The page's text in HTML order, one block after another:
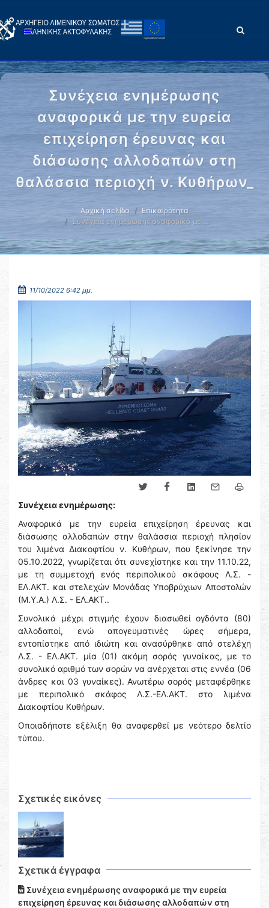
Συνέχεια ενημέρωσης
αναφορικά με την ευρεία
επιχείρηση έρευνας και
διάσωσης αλλοδαπών στη
θαλάσσια περιοχή ν. Κυθήρων_
Αρχική σελίδα
Επικαιρότητα
Συνέχεια ενημέρωσης αναφορικά με …
11/10/2022 6:42 μμ.
Συνέχεια ενημέρωσης:
Αναφορικά με την ευρεία επιχείρηση έρευνας και
διάσωσης αλλοδαπών στην θαλάσσια περιοχή πλησίον
του λιμένα Διακοφτίου ν. Κυθήρων, που ξεκίνησε την
05.10.2022, γνωρίζεται ότι συνεχίστηκε και την 11.10.22,
με τη συμμετοχή ενός περιπολικού σκάφους Λ.Σ. -
ΕΛ.ΑΚΤ. και στελεχών Μονάδας Υποβρύχιων Αποστολών
(Μ.Υ.Α.) Λ.Σ. - ΕΛ.ΑΚΤ..
Συνολικά μέχρι στιγμής έχουν διασωθεί ογδόντα (80)
αλλοδαποί, ενώ απογευματινές ώρες σήμερα,
εντοπίστηκε από ιδιώτη και ανασύρθηκε από στελέχη
Λ.Σ. - ΕΛ.ΑΚΤ. μία (01) ακόμη σορός γυναίκας, με το
συνολικό αριθμό των σορών να ανέρχεται στις εννέα (06
άνδρες και 03 γυναίκες). Ανωτέρω σορός μεταφέρθηκε
με περιπολικό σκάφος Λ.Σ.-ΕΛ.ΑΚΤ. στο λιμένα
Διακοφτίου Κυθήρων.
Οποιαδήποτε εξέλιξη θα αναφερθεί με νεότερο δελτίο
τύπου.
Σχετικές εικόνες
Σχετικά έγγραφα
Συνέχεια ενημέρωσης αναφορικά με την ευρεία
επιχείρηση έρευνας και διάσωσης αλλοδαπών στη